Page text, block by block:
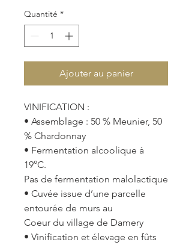
Quantité *
Ajouter au panier
VINIFICATION :
• Assemblage : 50 % Meunier, 50
% Chardonnay
• Fermentation alcoolique à
19°C.
Pas de fermentation malolactique
• Cuvée issue d’une parcelle
entourée de murs au
Coeur du village de Damery
• Vinification et élevage en fûts